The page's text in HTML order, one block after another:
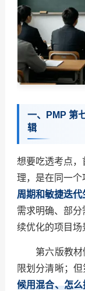
一、PMP 第
辑
想要吃透考点，
理，是在同一个
周期和敏捷迭代
需求明确、部
续优化的项目场
第六版教
限划分清晰；
候用混合、怎